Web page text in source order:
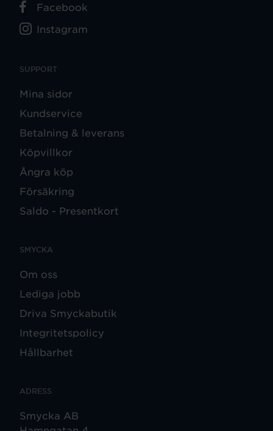
SUPPORT
Mina sidor
Kundservice
Betalning & leverans
Köpvillkor
Ångra köp
Försäkring
Saldo - Presentkort
SMYCKA
Om oss
Lediga jobb
Driva Smyckabutik
Integritetspolicy
Hållbarhet
ADRESS
Smycka AB
Facebook
Instagram